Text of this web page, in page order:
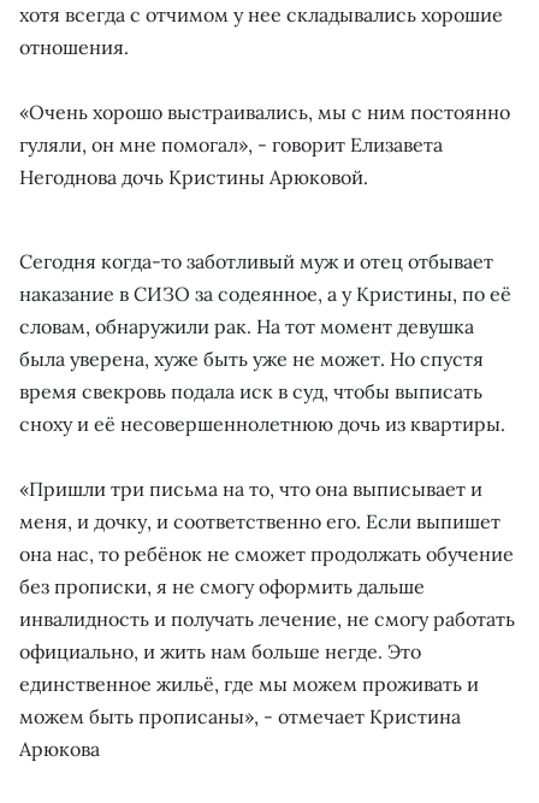
хотя всегда с отчимом у нее складывались хорошие
отношения.
«Очень хорошо выстраивались, мы с ним постоянно
гуляли, он мне помогал», - говорит Елизавета
Негоднова дочь Кристины Арюковой.
Сегодня когда-то заботливый муж и отец отбывает
наказание в СИЗО за содеянное, а у Кристины, по её
словам, обнаружили рак. На тот момент девушка
была уверена, хуже быть уже не может. Но спустя
время свекровь подала иск в суд, чтобы выписать
сноху и её несовершеннолетнюю дочь из квартиры.
«Пришли три письма на то, что она выписывает и
меня, и дочку, и соответственно его. Если выпишет
она нас, то ребёнок не сможет продолжать обучение
без прописки, я не смогу оформить дальше
инвалидность и получать лечение, не смогу работать
официально, и жить нам больше негде. Это
единственное жильё, где мы можем проживать и
можем быть прописаны», - отмечает Кристина
Арюкова